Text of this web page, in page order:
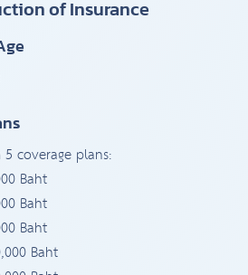
of Insurance
coverage plans:
Baht
Baht
Baht
Baht